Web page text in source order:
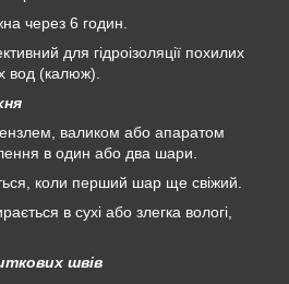
через 6 годин.
для гідроізоляції похилих
вод (калюж).
валиком або апаратом
в один або два шари.
коли перший шар ще свіжий.
в сухі або злегка вологі,
швів